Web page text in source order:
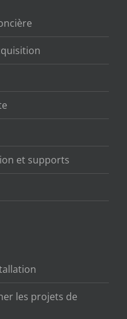
et supports
les projets de